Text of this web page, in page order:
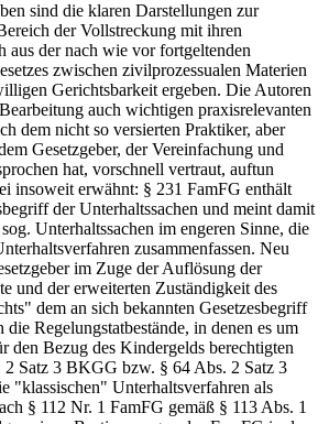
sind die klaren Darstellungen zur
der Vollstreckung mit ihren
aus der nach wie vor fortgeltenden
zwischen zivilprozessualen Materien
Gerichtsbarkeit ergeben. Die Autoren
auch wichtigen praxisrelevanten
dem nicht so versierten Praktiker, aber
Gesetzgeber, der Vereinfachung und
hat, vorschnell vertraut, auftun
insoweit erwähnt: § 231 FamFG enthält
der Unterhaltssachen und meint damit
Unterhaltssachen im engeren Sinne, die
zusammenfassen. Neu
im Zuge der Auflösung der
und der erweiterten Zuständigkeit des
dem an sich bekannten Gesetzesbegriff
Regelungstatbestände, in denen es um
den Bezug des Kindergelds berechtigten
2 Satz 3 BKGG bzw. § 64 Abs. 2 Satz 3
"klassischen" Unterhaltsverfahren als
§ 112 Nr. 1 FamFG gemäß § 113 Abs. 1